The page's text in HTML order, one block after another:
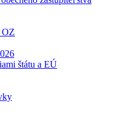
OZ
štátu a EÚ